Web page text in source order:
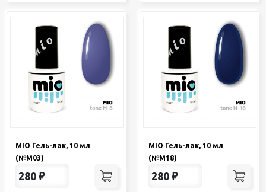
MIO Гель-лак, 10 мл
(№М03)
280 ₽
MIO Гель-лак, 10 мл
(№М18)
280 ₽